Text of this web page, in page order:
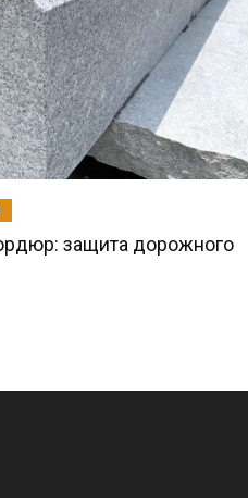
защита дорожного